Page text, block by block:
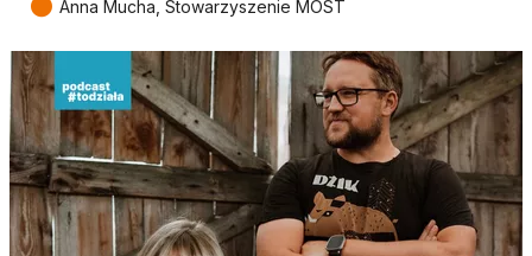
Anna Mucha, Stowarzyszenie MOST